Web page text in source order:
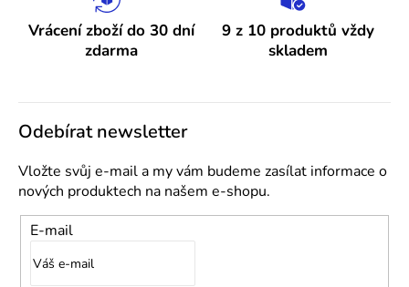
Vrácení zboží do 30 dní
zdarma
9 z 10 produktů vždy
skladem
Odebírat newsletter
Vložte svůj e-mail a my vám budeme zasílat informace o
nových produktech na našem e-shopu.
E-mail